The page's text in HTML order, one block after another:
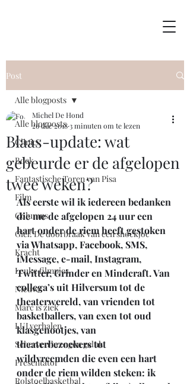
Post
Alle blogposts
Clinics
Boek
Fantastische Toren van Pisa
Film
Columns
Giel! De doorbraak van een shockjoc
Kracht
Leuke filmpjes
Nieuws
Marc is ziek
LULverhalen
Scherven brengen geluk
Presentator
Rolstoelbasketbal
Alle blogposts
Blaas-update: wat
gebeurde er de afgelopen
twee weken?
Michel De Hond
26 dec 20183 minuten om te lezen
Als eerste wil ik iedereen bedanken
die me de afgelopen 24 uur een
hart onder de riem heeft gestoken
via Whatsapp, Facebook, SMS,
iMessage, e-mail, Instagram,
Twitter, Grinder en Mindcraft. Van
collega’s uit Hilversum tot de
theaterwereld, van vrienden tot
basketballers, van exen tot oud
klasgenootjes, van
theaterbezoekers tot
wildvreemden die even een hart
onder de riem wilden steken: ik